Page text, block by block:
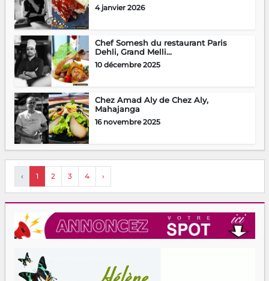
4 janvier 2026
Chef Somesh du restaurant Paris
Dehli, Grand Melli...
10 décembre 2025
Chez Amad Aly de Chez Aly,
Mahajanga
16 novembre 2025
‹ 1 2 3 4 ›